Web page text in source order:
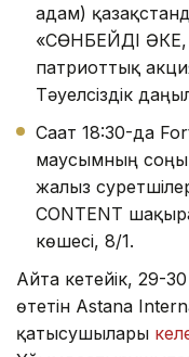
адам)
«СӨНБЕЙДІ
патриоттық
Тәуелсіздік
Сағат 18:30-да
маусымның
жалғыз
CONTENT
көшесі, 8/1.
Айта кетейік, 29-
өтетін Astana
қатысушылары